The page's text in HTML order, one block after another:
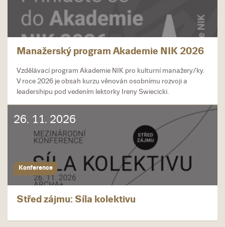
Manažerský program Akademie NIK 2026
Vzdělávací program Akademie NIK pro kulturní manažery/ky.
V roce 2026 je obsah kurzu věnován osobnímu rozvoji a
leadershipu pod vedením lektorky Ireny Swiecicki.
26. 11. 2026
Konference
Střed zájmu: Síla kolektivu